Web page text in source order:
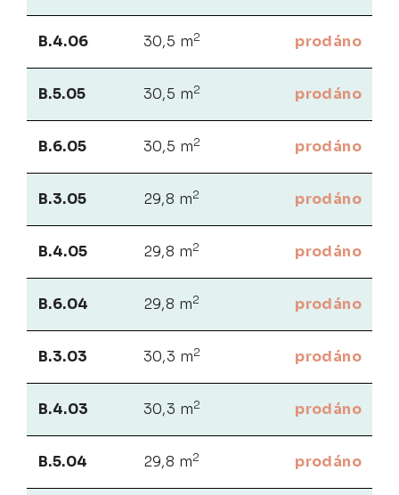
B.4.06 30,5 m2 prodáno
B.5.05 30,5 m2 prodáno
B.6.05 30,5 m2 prodáno
B.3.05 29,8 m2 prodáno
B.4.05 29,8 m2 prodáno
B.6.04 29,8 m2 prodáno
B.3.03 30,3 m2 prodáno
B.4.03 30,3 m2 prodáno
B.5.04 29,8 m2 prodáno